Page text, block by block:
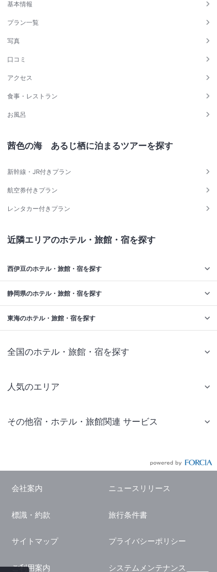
基本情報
プラン一覧
写真
口コミ
アクセス
食事・レストラン
お風呂
茜色の海 あるじ栖に泊まるツアーを探す
新幹線・JR付きプラン
航空券付きプラン
レンタカー付きプラン
近隣エリアのホテル・旅館・宿を探す
西伊豆のホテル・旅館・宿を探す
静岡県のホテル・旅館・宿を探す
東海のホテル・旅館・宿を探す
全国のホテル・旅館・宿を探す
人気のエリア
仙台 ホテル
東京ドーム ホテル
横浜 ホテル
熱海 ホテル
その他宿・ホテル・旅館関連 サービス
国内観光ガイド
旅行・観光情報
会社案内 ニュースリリース
標識・約款 旅行条件書
サイトマップ プライバシーポリシー
ご利用案内 システムメンテナンス